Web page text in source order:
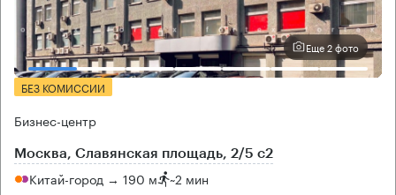
Еще 2 фото
БЕЗ КОМИССИИ
Бизнес-центр
Москва, Славянская площадь, 2/5 с2
Китай-город → 190 м ~2 мин